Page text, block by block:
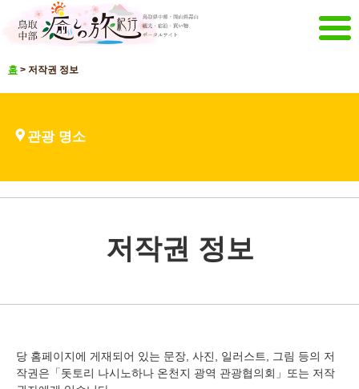
홈
관광 명소 소개(영상)
사이트 맵 해당 사이트에 대해서
저작권 보호 정책
홈 > 저작권 정보
관광 명소
저작권 정보
당 홈페이지에 게재되어 있는 문장, 사진, 일러스트, 그림 등의 저
작권은「돗토리 나시노하나 온천지 광역 관광협의회」또는 저작